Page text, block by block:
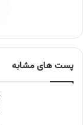
پست های مشابه